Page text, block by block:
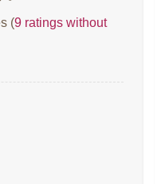
(9 ratings without